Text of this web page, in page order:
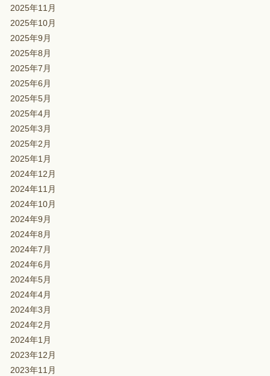
2025年11月
2025年10月
2025年9月
2025年8月
2025年7月
2025年6月
2025年5月
2025年4月
2025年3月
2025年2月
2025年1月
2024年12月
2024年11月
2024年10月
2024年9月
2024年8月
2024年7月
2024年6月
2024年5月
2024年4月
2024年3月
2024年2月
2024年1月
2023年12月
2023年11月